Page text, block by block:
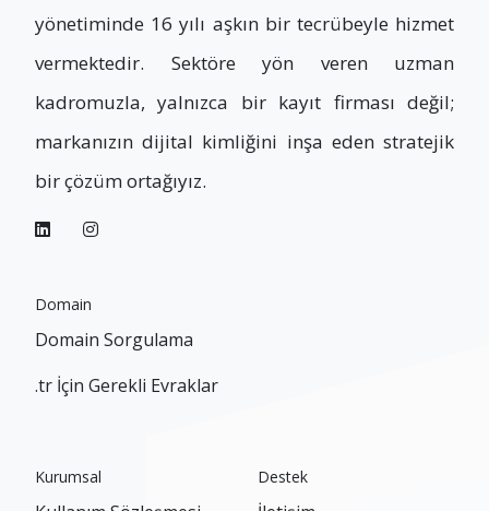
yönetiminde 16 yılı aşkın bir tecrübeyle hizmet
vermektedir. Sektöre yön veren uzman
kadromuzla, yalnızca bir kayıt firması değil;
markanızın dijital kimliğini inşa eden stratejik
bir çözüm ortağıyız.
Domain
Domain Sorgulama
.tr İçin Gerekli Evraklar
Kurumsal Destek